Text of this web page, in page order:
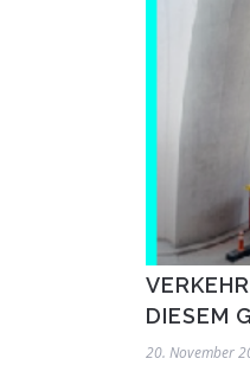
DIESEM
20. November